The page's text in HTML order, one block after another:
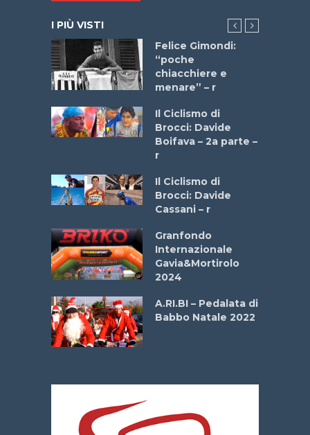
I PIÙ VISTI
Felice Gimondi:
“poche
chiacchiere e
menare” – r
Il Ciclismo di
Brocci: Davide
Boifava – 2a parte –
r
Il Ciclismo di
Brocci: Davide
Cassani – r
Granfondo
Internazionale
Gavia&Mortirolo
2024
A.RI.BI – Pedalata di
Babbo Natale 2022